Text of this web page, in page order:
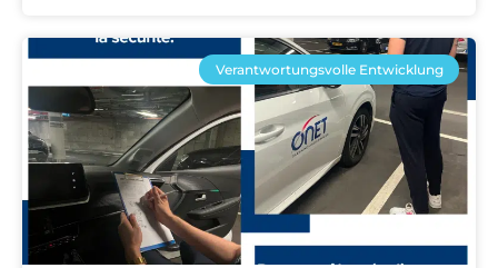
Verantwortungsvolle Entwicklung